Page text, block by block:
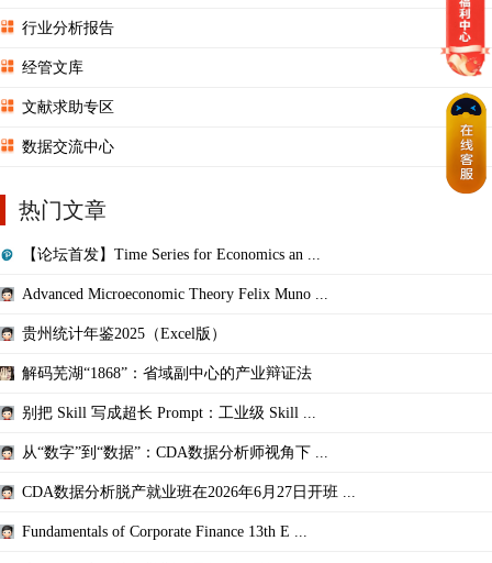
行业分析报告
经管文库
文献求助专区
数据交流中心
热门文章
【论坛首发】Time Series for Economics an ...
Advanced Microeconomic Theory Felix Muno ...
贵州统计年鉴2025（Excel版）
解码芜湖“1868”：省域副中心的产业辩证法
别把 Skill 写成超长 Prompt：工业级 Skill ...
从“数字”到“数据”：CDA数据分析师视角下 ...
CDA数据分析脱产就业班在2026年6月27日开班 ...
Fundamentals of Corporate Finance 13th E ...